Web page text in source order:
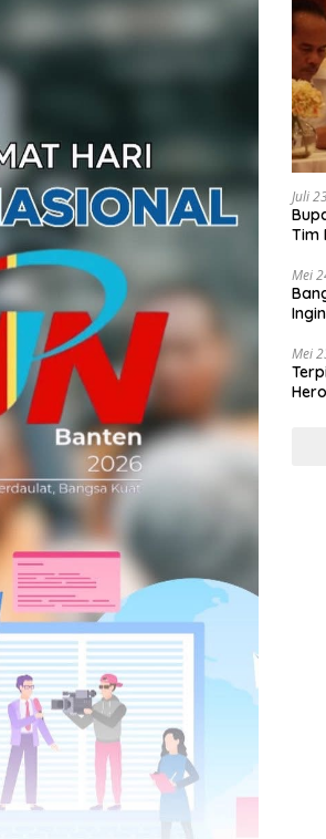
Juli
Tim
Mei
Mei